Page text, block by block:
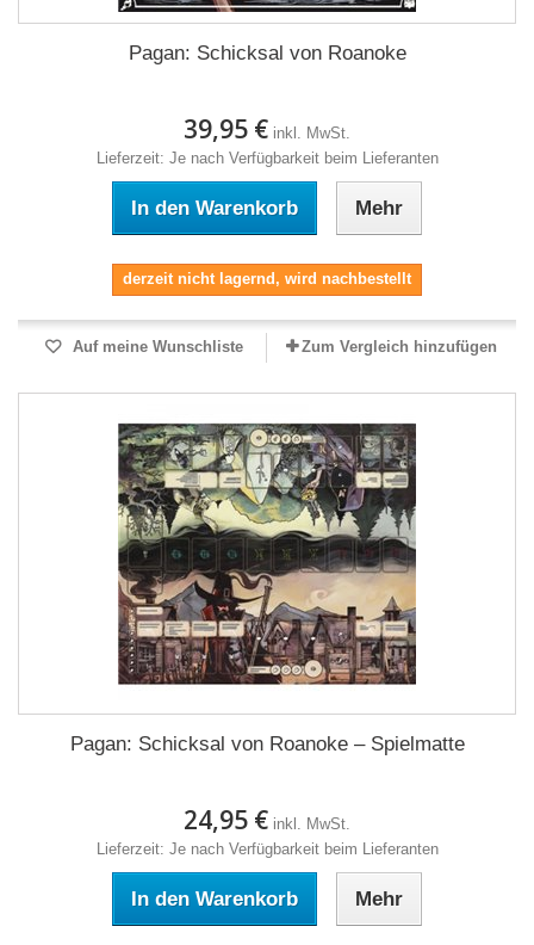
Pagan: Schicksal von Roanoke
39,95 € inkl. MwSt.
Lieferzeit: Je nach Verfügbarkeit beim Lieferanten
In den Warenkorb Mehr
derzeit nicht lagernd, wird nachbestellt
Auf meine Wunschliste Zum Vergleich hinzufügen
Pagan: Schicksal von Roanoke – Spielmatte
24,95 € inkl. MwSt.
Lieferzeit: Je nach Verfügbarkeit beim Lieferanten
In den Warenkorb Mehr